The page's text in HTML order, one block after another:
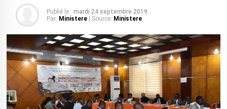
Publié le : mardi 24 septembre 2019
Par: Ministere | Source: Ministere